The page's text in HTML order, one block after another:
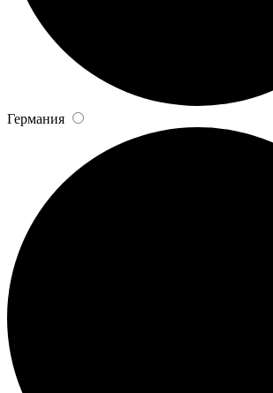
Германия